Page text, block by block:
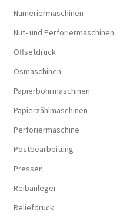
Numeriermaschinen
Nut- und Perforiermaschinen
Offsetdruck
Ösmaschinen
Papierbohrmaschinen
Papierzählmaschinen
Perforiermaschine
Postbearbeitung
Pressen
Reibanleger
Reliefdruck